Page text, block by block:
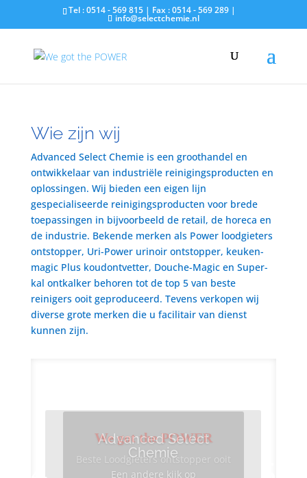
Tel : 0514 - 569 815 | Fax : 0514 - 569 289 |
info@selectchemie.nl
Wie zijn wij
Advanced Select Chemie is een groothandel en
ontwikkelaar van industriële reinigingsproducten en
oplossingen. Wij bieden een eigen lijn
gespecialiseerde reinigingsproducten voor brede
toepassingen in bijvoorbeeld de retail, de horeca en
de industrie. Bekende merken als Power loodgieters
ontstopper, Uri-Power urinoir ontstopper, keuken-
magic Plus koudontvetter, Douche-Magic en Super-
kal ontkalker behoren tot de top 5 van beste
reinigers ooit geproduceerd. Tevens verkopen wij
diverse grote merken die u facilitair van dienst
kunnen zijn.
Advanced Select
Chemie
Een andere kijk op
We got the POWER
Beste Loodgieters ontstopper ooit